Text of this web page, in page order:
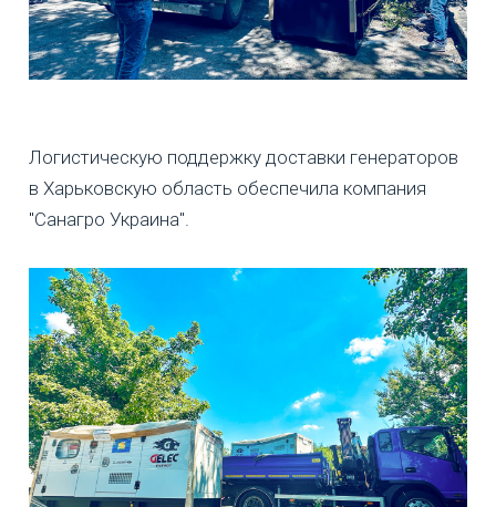
Логистическую поддержку доставки генераторов
в Харьковскую область обеспечила компания
"Санагро Украина".